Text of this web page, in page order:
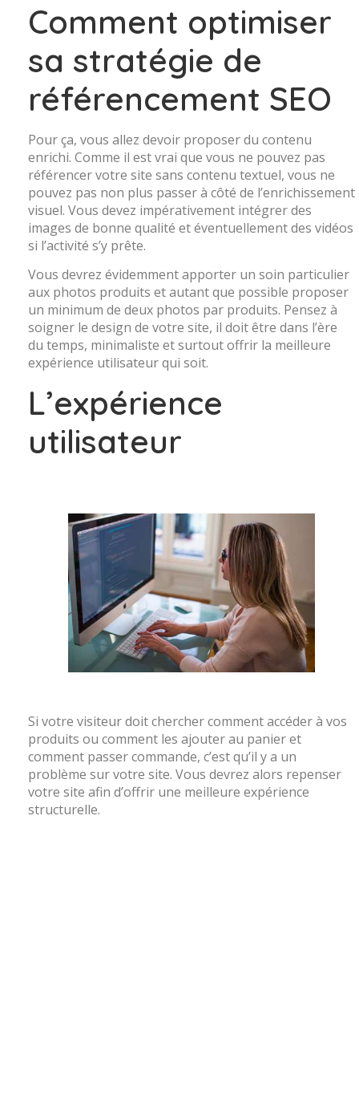
Comment optimiser
sa stratégie de
référencement SEO
Pour ça, vous allez devoir proposer du contenu
enrichi. Comme il est vrai que vous ne pouvez pas
référencer votre site sans contenu textuel, vous ne
pouvez pas non plus passer à côté de l’enrichissement
visuel. Vous devez impérativement intégrer des
images de bonne qualité et éventuellement des vidéos
si l’activité s’y prête.
Vous devrez évidemment apporter un soin particulier
aux photos produits et autant que possible proposer
un minimum de deux photos par produits. Pensez à
soigner le design de votre site, il doit être dans l’ère
du temps, minimaliste et surtout offrir la meilleure
expérience utilisateur qui soit.
L’expérience
utilisateur
Si votre visiteur doit chercher comment accéder à vos
produits ou comment les ajouter au panier et
comment passer commande, c’est qu’il y a un
problème sur votre site. Vous devrez alors repenser
votre site afin d’offrir une meilleure expérience
structurelle.